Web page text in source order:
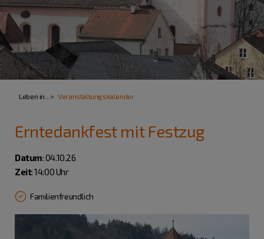
Leben in... Veranstaltungskalender
Erntedankfest mit Festzug
Datum: 04.10.26
Zeit: 14:00 Uhr
Familienfreundlich